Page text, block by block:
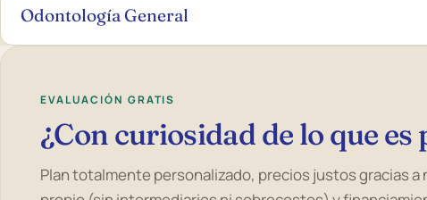
Odontología General
EVALUACIÓN GRATIS
¿Con curiosidad de lo que
Plan totalmente personalizado, precios justos gracias